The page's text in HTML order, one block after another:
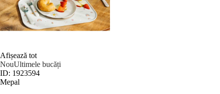
Afișează tot
NouUltimele bucăți
ID: 1923594
Mepal